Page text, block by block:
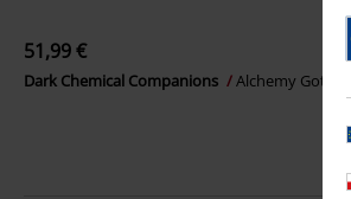
51,99 €
Dark Chemical Companions Alchemy Gothic